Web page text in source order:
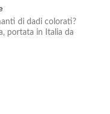
di dadi colorati?
portata in Italia da